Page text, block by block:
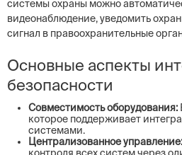
системы охраны можно
видеонаблюдение, уведомить
сигнал в правоохранительные
Основные аспекты
безопасности
Совместимость оборудования:
которое поддерживает
системами.
Централизованное управление: